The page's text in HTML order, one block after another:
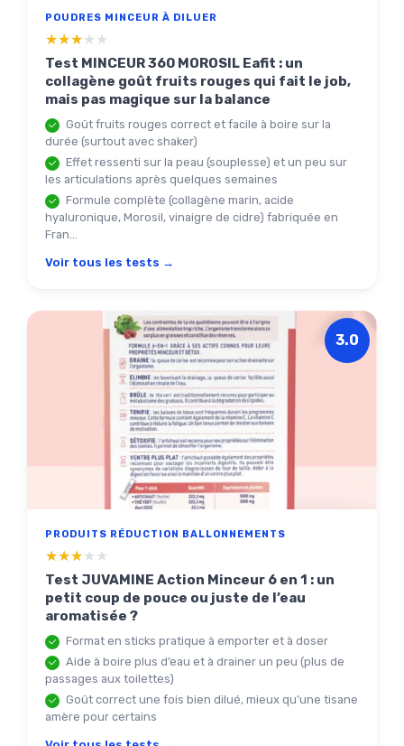
POUDRES MINCEUR À DILUER
★★★★★
★★★★★
Test MINCEUR 360 MOROSIL Eafit : un
collagène goût fruits rouges qui fait le job,
mais pas magique sur la balance
Goût fruits rouges correct et facile à boire sur la
durée (surtout avec shaker)
Effet ressenti sur la peau (souplesse) et un peu sur
les articulations après quelques semaines
Formule complète (collagène marin, acide
hyaluronique, Morosil, vinaigre de cidre) fabriquée en
Fran...
Voir tous les tests →
3.0
PRODUITS RÉDUCTION BALLONNEMENTS
★★★★★
★★★★★
Test JUVAMINE Action Minceur 6 en 1 : un
petit coup de pouce ou juste de l’eau
aromatisée ?
Format en sticks pratique à emporter et à doser
Aide à boire plus d’eau et à drainer un peu (plus de
passages aux toilettes)
Goût correct une fois bien dilué, mieux qu’une tisane
amère pour certains